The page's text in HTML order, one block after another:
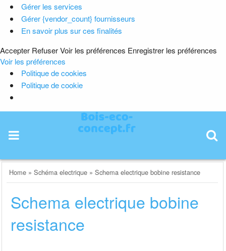
Gérer les services
Gérer {vendor_count} fournisseurs
En savoir plus sur ces finalités
Accepter RefuserVoir les préférences Enregistrer les préférences
Voir les préférences
Politique de cookies
Politique de cookie
content
Home »Schéma electrique »Schema electrique bobine resistance
Schema electrique bobine
resistance